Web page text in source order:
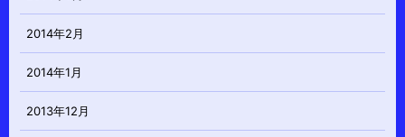
2014年2月
2014年1月
2013年12月